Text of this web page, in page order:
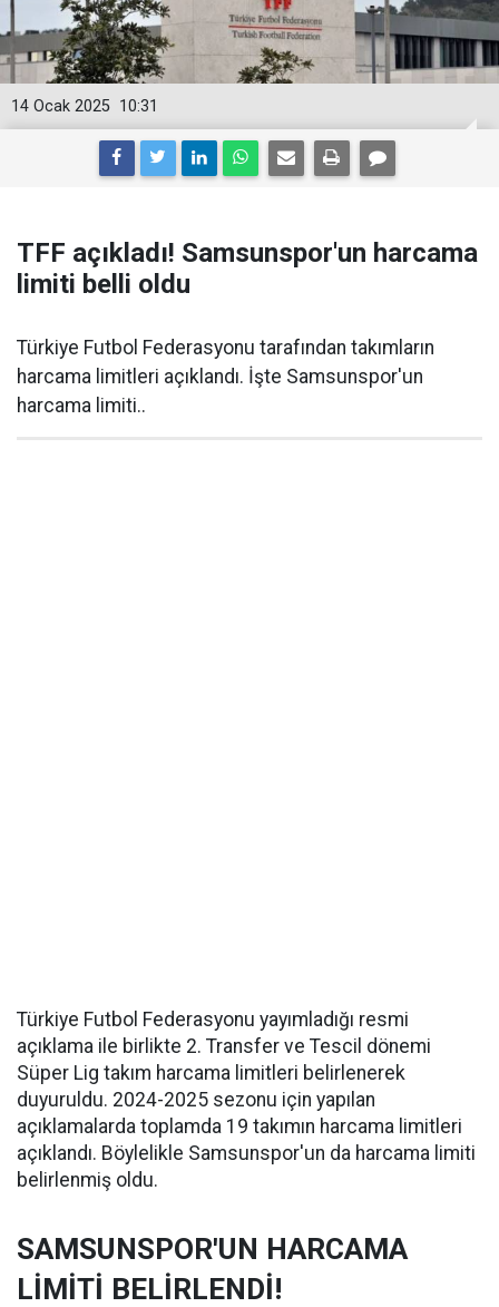
10:31
14 Ocak 2025
TFF açıkladı! Samsunspor'un harcama
limiti belli oldu
Türkiye Futbol Federasyonu tarafından takımların
harcama limitleri açıklandı. İşte Samsunspor'un
harcama limiti..
Türkiye Futbol Federasyonu yayımladığı resmi
açıklama ile birlikte 2. Transfer ve Tescil dönemi
Süper Lig takım harcama limitleri belirlenerek
duyuruldu. 2024-2025 sezonu için yapılan
açıklamalarda toplamda 19 takımın harcama limitleri
açıklandı. Böylelikle Samsunspor'un da harcama limiti
belirlenmiş oldu.
SAMSUNSPOR'UN HARCAMA
LİMİTİ BELİRLENDİ!